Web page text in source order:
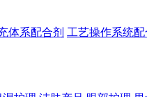
体系配合剂 工艺操作系统配